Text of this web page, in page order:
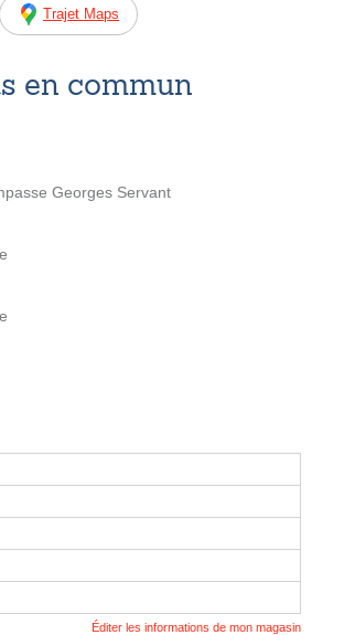
Trajet Maps
en commun
Georges Servant
Éditer les informations de mon magasin